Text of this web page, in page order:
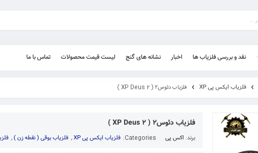
نقد و بررسی فلزیاب ها اخبار نشانه های گنج لیست قیمت محصولات تماس با ما
فلزیاب ایکس پی XP فلزیاب دئوس۲ ( 2 XP Deus )
فلزیاب دئوس۲ ( 2 XP Deus )
برند: اکس پی Categories: فلزیاب ایکس پی XP , فلزیاب بوقی ( نقطه زن ),